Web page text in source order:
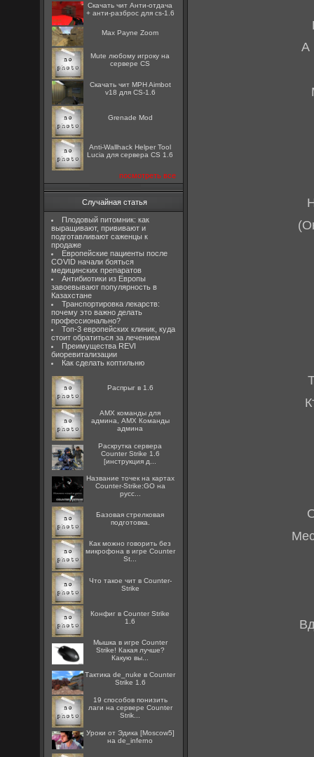
Скачать чит Анти-отдача
+ анти-разброс для cs-1.6
Max Payne Zoom
Mute любому игроку на
сервере CS
Скачать чит MPH Aimbot
v18 для CS-1.6
Grenade Mod
Anti-Wallhack Helper Tool
Lucia для сервера CS 1.6
посмотреть все
Случайная статья
Плодовый питомник: как
выращивают, прививают и
подготавливают саженцы к
продаже
Европейские пациенты после
COVID начали бояться
медицинских препаратов
Антибиотики из Европы
завоевывают популярность в
Казахстане
Транспортировка лекарств:
почему это важно делать
профессионально?
Топ-3 европейских клиник, куда
стоит обратиться за лечением
Преимущества REVI
биоревитализации
Как сделать коптильню
Распрыг в 1.6
AMX команды для
админа, AMX Команды
админа
Раскрутка сервера
Counter Strike 1.6
[инструкция д...
Название точек на картах
Counter-Strike:GO на
русс...
Базовая стрелковая
подготовка.
Как можно говорить без
микрофона в игре Counter
St...
Что такое чит в Counter-
Strike
Конфиг в Counter Strike
1.6
Мышка в игре Counter
Strike! Какая лучше?
Какую вы...
Тактика de_nuke в Counter
Strike 1.6
19 способов понизить
лаги на сервере Counter
Strik...
Уроки от Эдика [Moscow5]
на de_inferno
А